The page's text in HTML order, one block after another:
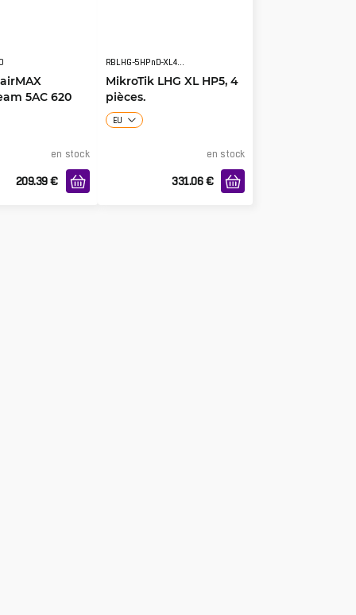
5AC 620
en stock
209.39 €
RBLHG-5HPnD-XL4pack
MikroTik LHG XL HP5, 4
pièces.
EU
en stock
331.06 €